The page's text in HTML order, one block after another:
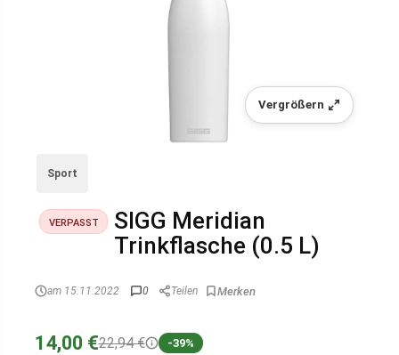
Vergrößern
Sport
VERPASST
SIGG Meridian
Trinkflasche (0.5 L)
am 15.11.2022 0 Teilen
14,00 €22,94 € -39%